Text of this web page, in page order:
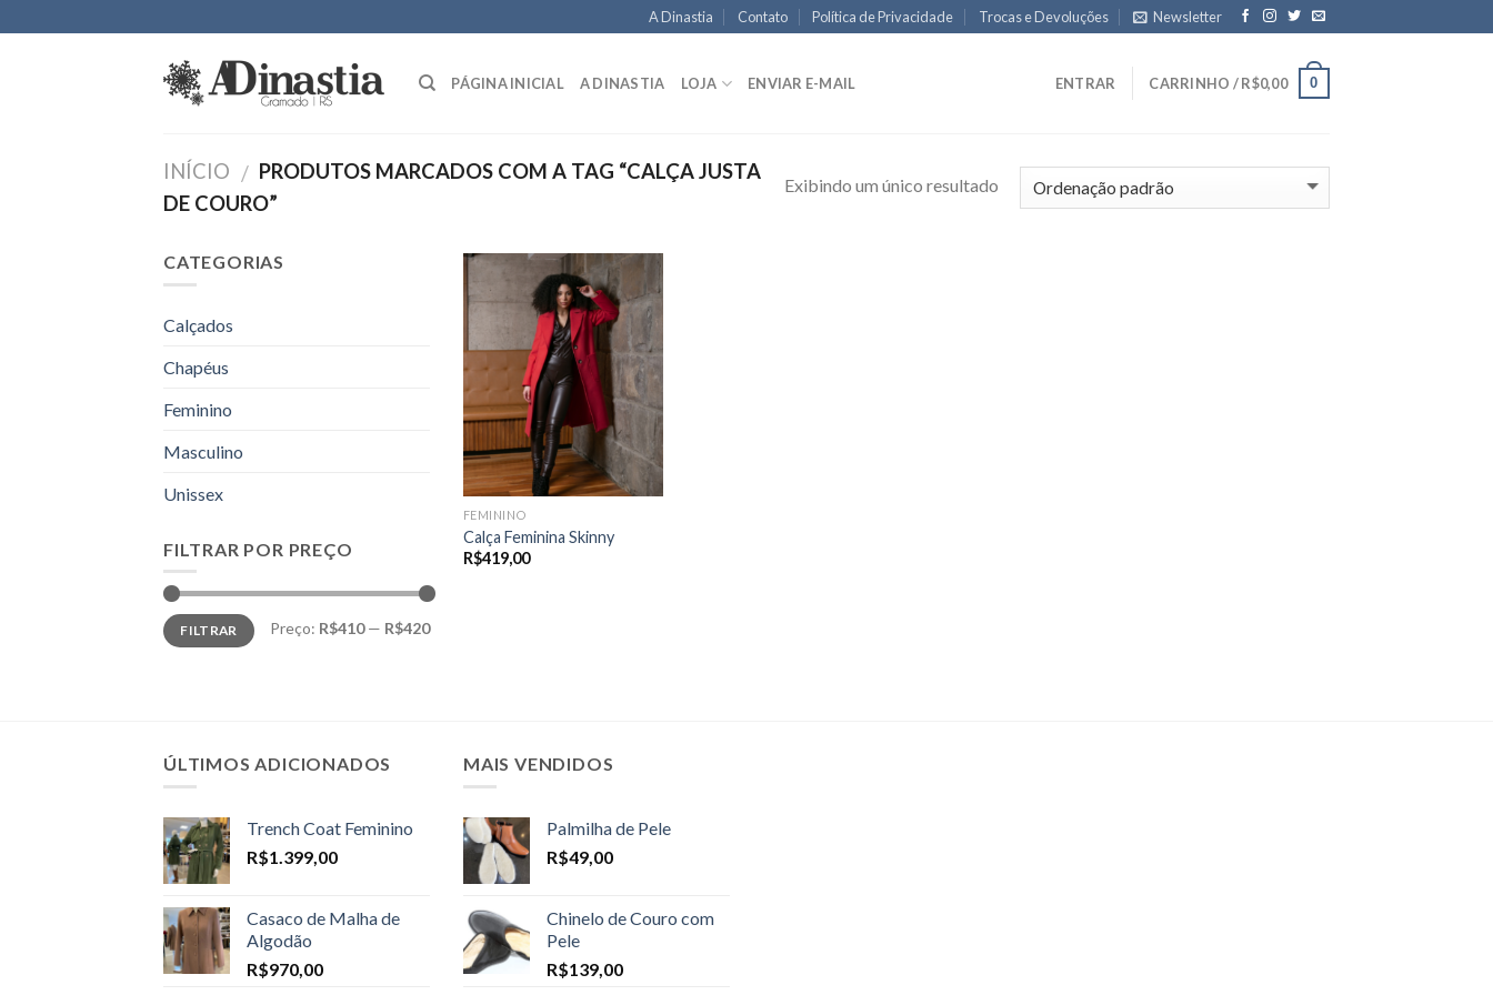
to
A Dinastia Contato Política de Privacidade Trocas e Devoluções Newsletter
PÁGINA INICIAL A DINASTIA LOJA ENVIAR E-MAIL ENTRAR CARRINHO /R$0,00 0
INÍCIO / PRODUTOS MARCADOS COM A TAG “CALÇA JUSTA
DE COURO”
Exibindo um único resultado
CATEGORIAS
Calçados
Chapéus
Feminino
Masculino
Unissex
FILTRAR POR PREÇO
Preço
mínimo
Preço
máximo
FILTRAR Preço: R$410— R$420
FEMININO
Calça Feminina Skinny
R$419,00
ÚLTIMOS ADICIONADOS
Trench Coat Feminino
R$1.399,00
Casaco de Malha de
Algodão
R$970,00
MAIS VENDIDOS
Palmilha de Pele
R$49,00
Chinelo de Couro com
Pele
R$139,00